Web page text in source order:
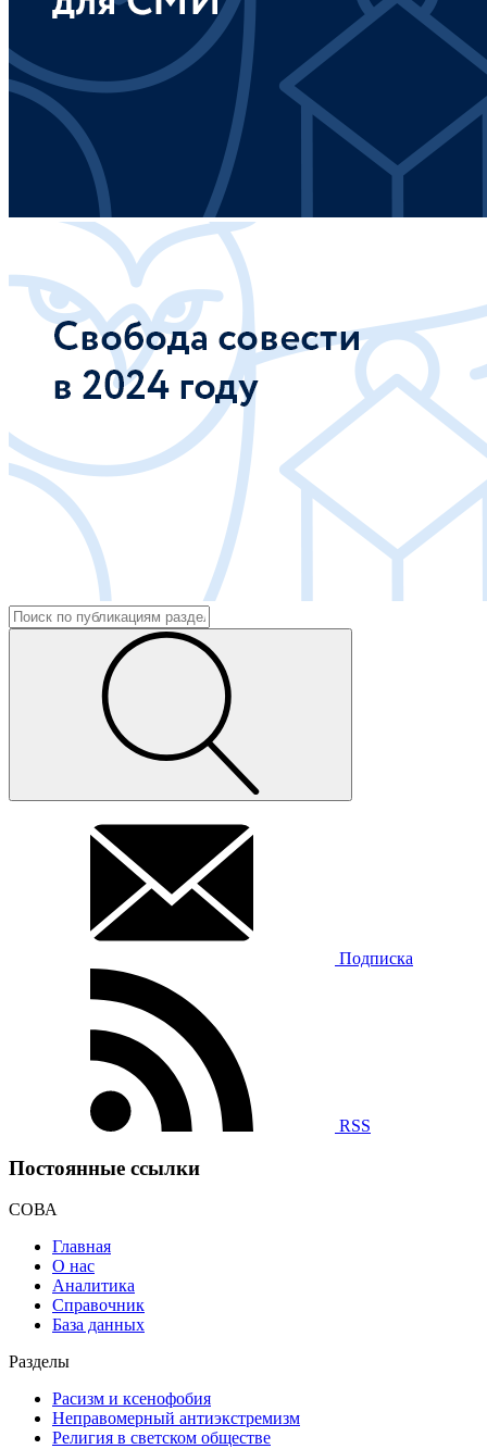
Подписка
RSS
Постоянные ссылки
СОВА
Главная
О нас
Аналитика
Справочник
База данных
Разделы
Расизм и ксенофобия
Неправомерный антиэкстремизм
Религия в светском обществе